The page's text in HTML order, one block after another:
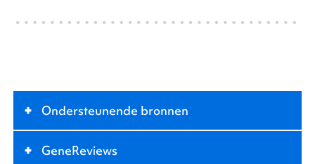
+ Ondersteunende bronnen
+ GeneReviews